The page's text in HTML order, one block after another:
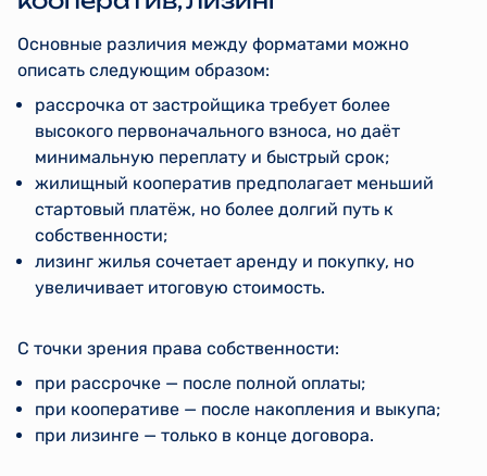
Основные различия между форматами можно
описать следующим образом:
рассрочка от застройщика требует более
высокого первоначального взноса, но даёт
минимальную переплату и быстрый срок;
жилищный кооператив предполагает меньший
стартовый платёж, но более долгий путь к
собственности;
лизинг жилья сочетает аренду и покупку, но
увеличивает итоговую стоимость.
С точки зрения права собственности:
при рассрочке — после полной оплаты;
при кооперативе — после накопления и выкупа;
при лизинге — только в конце договора.